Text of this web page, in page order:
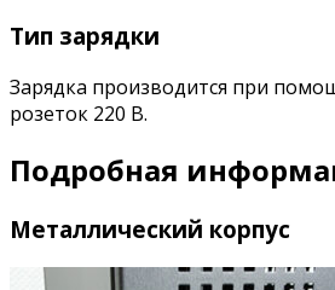
Тип зарядки
Зарядка производится при
розеток 220 В.
Подробная
Металлический корпус